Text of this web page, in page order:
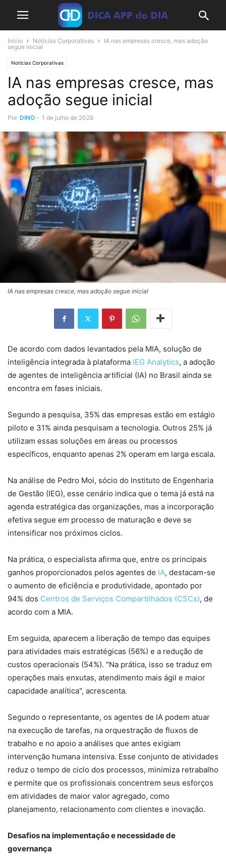
Início Notícias Corporativas
IA nas empresas cresce, mas adoção
segue inicial
Notícias Corporativas
IA nas empresas cresce, mas
adoção segue inicial
Por DINO - 1 de julho de 2026
IA nas empresas cresce, mas adoção segue inicial
De acordo com dados levantados pela MIA, solução de
inteligência integrada à plataforma IEG Analytics, a adoção
de agentes de inteligência artificial (IA) no Brasil ainda se
encontra em fases iniciais.
Segundo a pesquisa, 35% das empresas estão em estágio
piloto e 31% ainda pesquisam a tecnologia. Outros 25% já
utilizam essas soluções em áreas ou processos
específicos, enquanto apenas 2% operam em larga escala.
Na análise de Pedro Moi, sócio do Instituto de Engenharia
de Gestão (IEG), esse cenário indica que o tema já está na
agenda estratégica das organizações, mas a incorporação
efetiva segue em processo de maturação e deve se
intensificar nos próximos ciclos.
Na prática, o especialista afirma que, entre os principais
ganhos proporcionados pelos agentes de IA, destacam-se
o aumento de eficiência e produtividade, apontado por
94% dos Centros de Serviços Compartilhados (CSCs), de
acordo com a MIA.
Em seguida, aparecem a liberação de tempo das equipes
para atividades mais estratégicas (56%) e a redução de
custos operacionais (54%). "Na prática, isso se traduz em
operações mais enxutas, atendimento mais ágil e maior
capacidade analítica", acrescenta.
Segundo o representante, os agentes de IA podem atuar
na execução de tarefas, na orquestração de fluxos de
trabalho e no apoio a análises que antes exigiam
intervenção humana intensiva. Esse conjunto de atividades
reduz o tempo de ciclo dos processos, minimiza retrabalho
e permite que os profissionais concentrem seus esforços
em atividades de maior valor agregado, como
planejamento, relacionamento com clientes e inovação.
Desafios na implementação e necessidade de
governança